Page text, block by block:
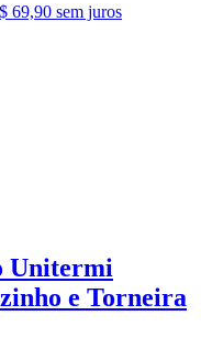
69,90 sem juros
Unitermi
e Torneira